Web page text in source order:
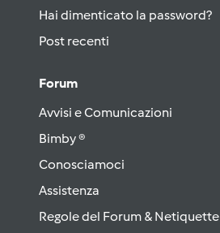
Hai dimenticato la password?
Post recenti
Forum
Avvisi e Comunicazioni
Bimby ®
Conosciamoci
Assistenza
Regole del Forum & Netiquette